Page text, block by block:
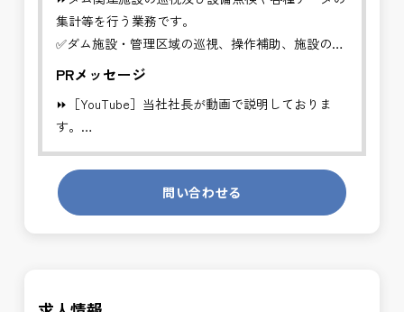
集計等を行う業務です。
✅ダム施設・管理区域の巡視、操作補助、施設の状
態点検等の支援、データ管理、資料作成、情報連絡
※基本的に、土日祝祭日は、休日となります。
＊受注が多く、増員募集しております。
発注者支援業務は、社会基盤を支える大切な仕事で
PRメッセージ
⏩［YouTube］当社社長が動画で説明しておりま
す。
https://youtube.com/channel/
発注者側の立場で業務を行う、やりがいのあるお仕
事です。
長期的にお仕事が出来る方を募集しております。
✅ストレスのない、上下関係を気にしなくてもよい
問い合わせる